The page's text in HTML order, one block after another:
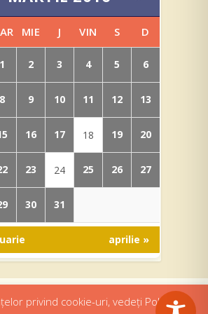
MIE J VIN S D
1 2 3 4 5 6
8 9 10 11 12 13
16 17 18 19 20
23 24 25 26 27
30 31
aprilie »
privind cookie-uri, vedeți Politica de